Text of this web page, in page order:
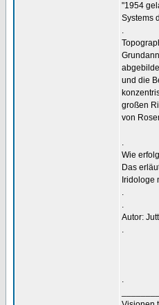
"1954
Systems
.
und die
großen
von
.
Wie
Das
Iridologe
.
.
Autor:
.
.